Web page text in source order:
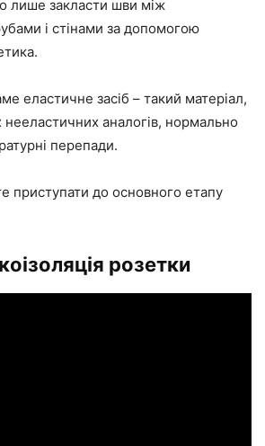
лише закласти шви між
і стінами за допомогою
еластичне засіб – такий матеріал,
нееластичних аналогів, нормально
перепади.
приступати до основного етапу
розетки